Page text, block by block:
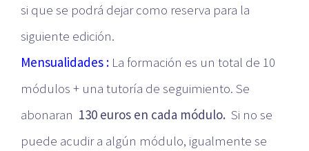
si que se podrá dejar como reserva para la
siguiente edición.
Mensualidades : La formación es un total de 10
módulos + una tutoría de seguimiento. Se
abonaran 130 euros en cada módulo. Si no se
puede acudir a algún módulo, igualmente se